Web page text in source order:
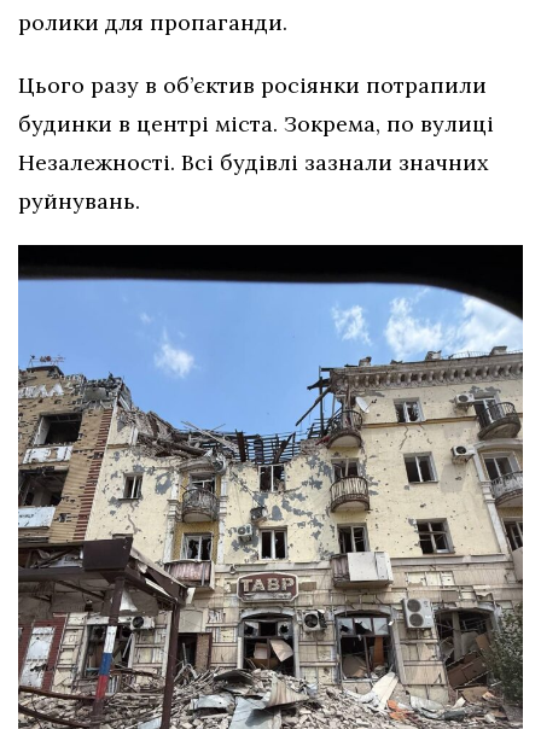
ролики для пропаганди.
Цього разу в об’єктив росіянки потрапили
будинки в центрі міста. Зокрема, по вулиці
Незалежності. Всі будівлі зазнали значних
руйнувань.